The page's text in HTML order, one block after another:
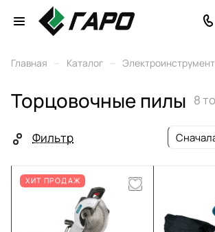
Главная – Каталог – Электроинструмент
Торцовочные пилы 8
Фильтр
ХИТ ПРОДАЖ